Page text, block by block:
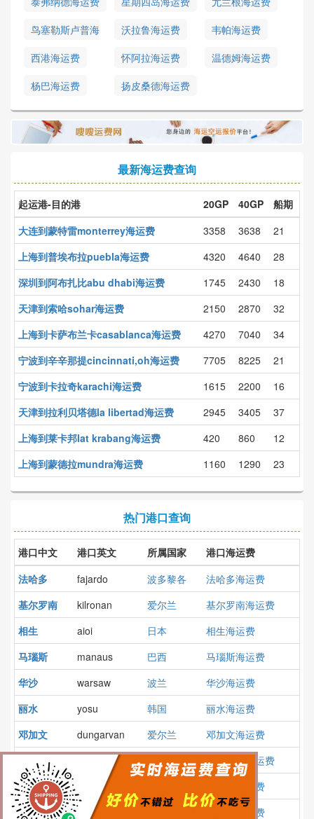
鸟塞勒斯卢普海
沃拉鲁海运费
韦帕海运费
西港海运费
怀阿拉海运费
温德姆海运费
杨巴海运费
扬皮桑德海运费
最新海运费查询
起运港-目的港 20GP 40GP
船期
大连到蒙特雷monterrey海运费
3358 3638
21
上海到普埃布拉puebla海运费
4320 4640
28
深圳到阿布扎比abu dhabi海运费
1745 2430
18
天津到索哈sohar海运费
2150 2870
32
上海到卡萨布兰卡casablanca海运费
4270 7040
34
宁波到辛辛那提cincinnati,oh海运费
7705 8225
21
宁波到卡拉奇karachi海运费
1615 2200
16
天津到拉利贝塔德la libertad海运费
2945 3405
37
上海到莱卡邦lat krabang海运费
420 860
12
上海到蒙德拉mundra海运费
1160 1290 23
热门港口查询
港口中文 港口英文 所属国家
港口海运费
法哈多
fajardo 波多黎各
法哈多海运费
基尔罗南
kilronan 爱尔兰
基尔罗南海运费
相生
aioi 日本
相生海运费
马瑙斯
manaus 巴西
马瑙斯海运费
华沙
warsaw 波兰
华沙海运费
丽水
yosu 韩国
丽水海运费
邓加文
dungarvan 爱尔兰
邓加文海运费
诺尔松德
norrsundet 瑞典
诺尔松德海运费
舒艾拜
shuaiba
舒艾拜海运费
索雷尔
sorel 加拿大 索雷尔海运费